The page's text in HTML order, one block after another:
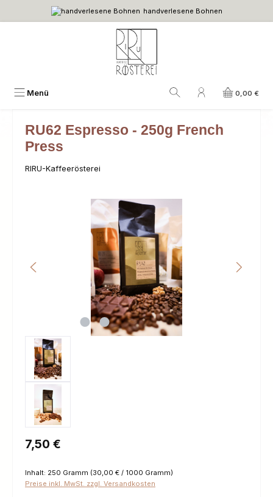
Zum Hauptinhalt springen handverlesene Bohnen
Menü 0,00 €
RU62 Espresso - 250g French
Press
RIRU-Kaffeerösterei
Bildergalerie überspringen
Regulärer Preis:
7,50 €
Inhalt: 250 Gramm (30,00 € / 1000 Gramm)
Preise inkl. MwSt. zzgl. Versandkosten